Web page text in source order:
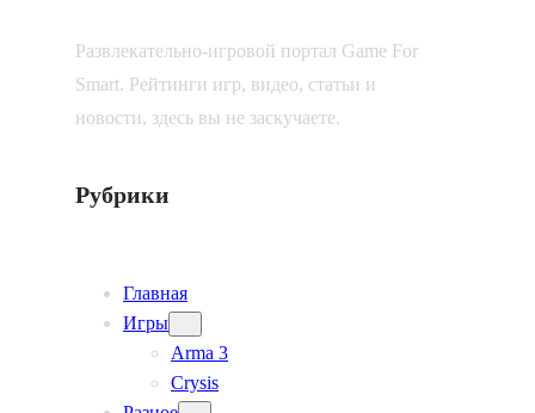
Развлекательно-игровой портал Game For
Smart. Рейтинги игр, видео, статьи и
новости, здесь вы не заскучаете.
Рубрики
Главная
Игры
Arma 3
Crysis